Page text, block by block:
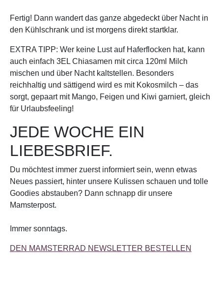
Fertig! Dann wandert das ganze abgedeckt über Nacht in
den Kühlschrank und ist morgens direkt startklar.
EXTRA TIPP: Wer keine Lust auf Haferflocken hat, kann
auch einfach 3EL Chiasamen mit circa 120ml Milch
mischen und über Nacht kaltstellen. Besonders
reichhaltig und sättigend wird es mit Kokosmilch – das
sorgt, gepaart mit Mango, Feigen und Kiwi garniert, gleich
für Urlaubsfeeling!
JEDE WOCHE EIN
LIEBESBRIEF.
Du möchtest immer zuerst informiert sein, wenn etwas
Neues passiert, hinter unsere Kulissen schauen und tolle
Goodies abstauben? Dann schnapp dir unsere
Mamsterpost.
Immer sonntags.
DEN MAMSTERRAD NEWSLETTER BESTELLEN